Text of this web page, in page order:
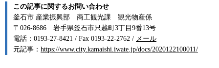
この記事に関するお問い合わせ
釜石市 産業振興部 商工観光課 観光物産係
〒026-8686 岩手県釜石市只越町3丁目9番13号
電話：0193-27-8421 / Fax 0193-22-2762 / メール
元記事： https://www.city.kamaishi.iwate.jp/docs/2020122100011/